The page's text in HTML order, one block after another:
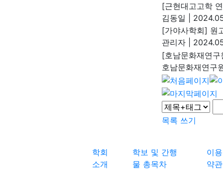
[근현대고고학
김동일
[가야사학회] 원
관리자
[호남문화재연
호남문화재연구
목록 쓰기
학회
소개
학보 및 간행
물 총목차
이용
약관